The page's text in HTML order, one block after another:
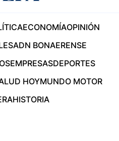
ECONOMÍAOPINIÓN
ADN BONAERENSE
EMPRESASDEPORTES
HOYMUNDO MOTOR
HISTORIA